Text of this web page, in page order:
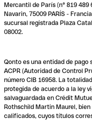
Mercantil de París (n° 819
Navarin, 75009 PARÍS -
sucursal registrada Plaza
08002.
Qonto es una entidad de pago
ACPR (Autoridad de Control
número CIB 16958. La
protegida de acuerdo a la ley
salvaguardada en Crédit
Rothschild Martin Maurel,
calificados, cuyos títulos